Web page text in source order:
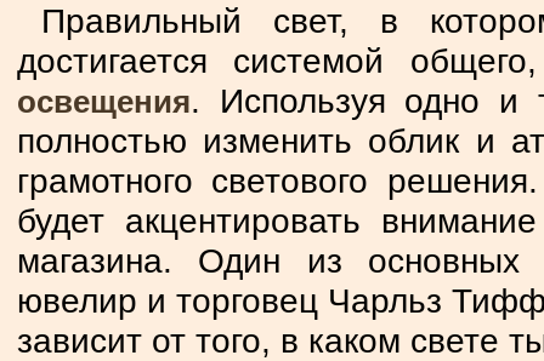
Правильный свет, в
достигается системой
освещения. Используя одно и
полностью изменить облик и
грамотного светового
будет акцентировать
магазина. Один из основных
ювелир и торговец Чарльз
зависит от того, в каком свете